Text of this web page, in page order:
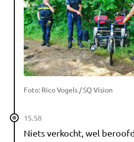
Foto: Rico Vogels / SQ Vision
15.58
Niets verkocht, wel